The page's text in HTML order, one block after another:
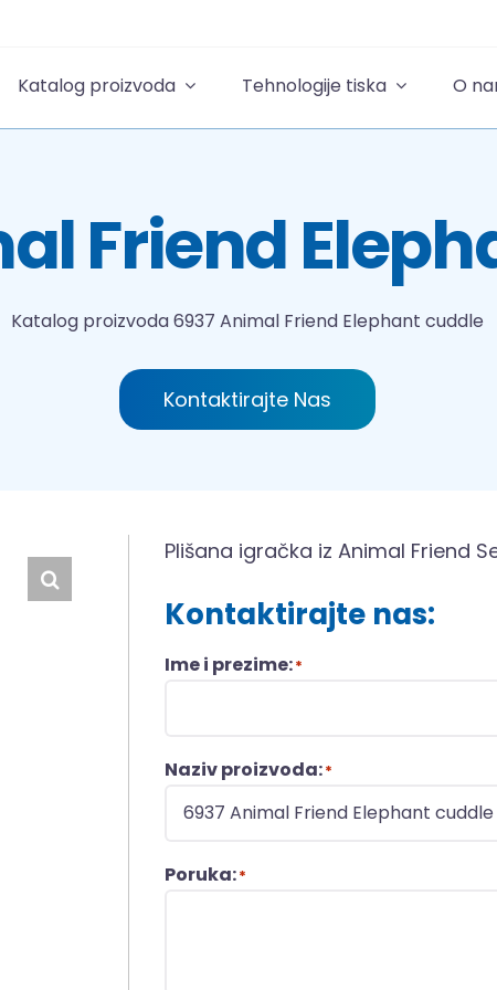
Katalog proizvoda Tehnologije tiska O
Friend
Katalog proizvoda6937 Animal Friend Elephant cuddle
Kontaktirajte Nas
Plišana igračka iz Animal Friend
Kontaktirajte nas:
Ime i prezime:*
Naziv proizvoda:*
Poruka:*